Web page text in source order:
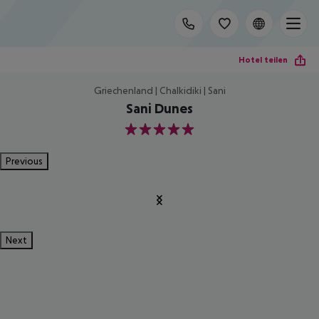
Hotel teilen
Griechenland | Chalkidiki | Sani
Sani Dunes
5
Previous
Next